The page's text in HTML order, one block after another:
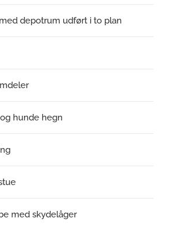
depotrum udført i to plan
hunde hegn
med skydelåger